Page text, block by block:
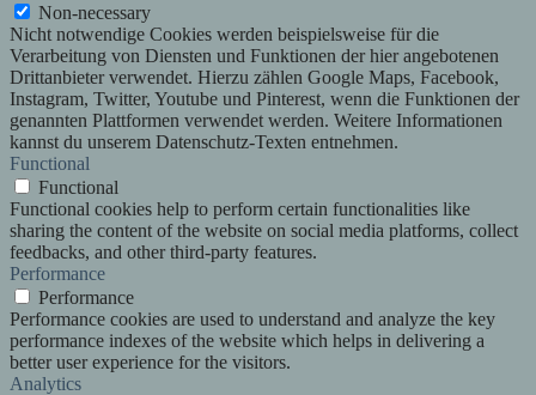
Non-necessary
Nicht notwendige Cookies werden beispielsweise für die
Verarbeitung von Diensten und Funktionen der hier angebotenen
Drittanbieter verwendet. Hierzu zählen Google Maps, Facebook,
Instagram, Twitter, Youtube und Pinterest, wenn die Funktionen der
genannten Plattformen verwendet werden. Weitere Informationen
kannst du unserem Datenschutz-Texten entnehmen.
Functional
Functional
Functional cookies help to perform certain functionalities like
sharing the content of the website on social media platforms, collect
feedbacks, and other third-party features.
Performance
Performance
Performance cookies are used to understand and analyze the key
performance indexes of the website which helps in delivering a
better user experience for the visitors.
Analytics